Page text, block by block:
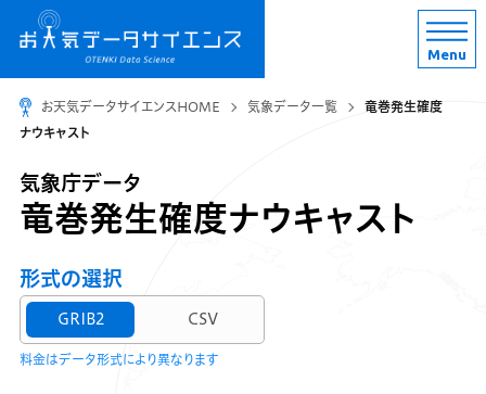
Menu
お天気データサイエンスHOME 気象データ一覧
竜巻発生確度
ナウキャスト
気象庁データ
竜巻発生確度ナウキャスト
形式の選択
GRIB2 CSV
料金はデータ形式により異なります